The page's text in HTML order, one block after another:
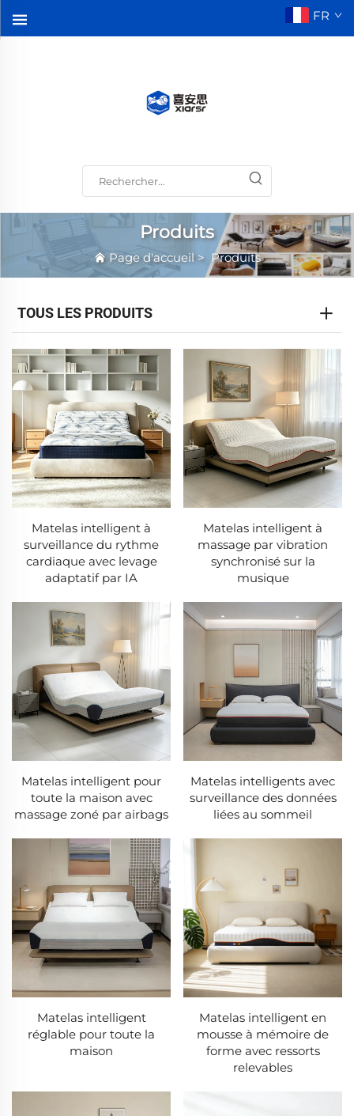
FR
Produits
Page d'accueil> Produits
TOUS LES PRODUITS
Matelas intelligent à
surveillance du rythme
cardiaque avec levage
adaptatif par IA
Matelas intelligent à
massage par vibration
synchronisé sur la
musique
Matelas intelligent pour
toute la maison avec
massage zoné par airbags
Matelas intelligents avec
surveillance des données
liées au sommeil
Matelas intelligent
réglable pour toute la
maison
Matelas intelligent en
mousse à mémoire de
forme avec ressorts
relevables